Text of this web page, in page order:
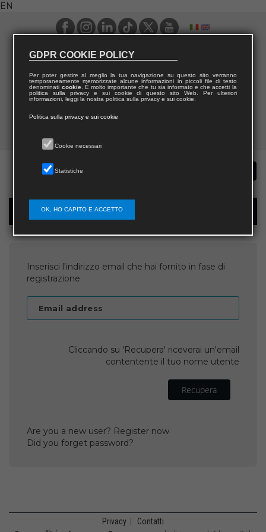
EN
Username recovery
Inserisci l'indirizzo email che hai fornito in fase di
registrazione
Email address
Cliccando su 'Recupera' riceverai un'email
contentente il tuo nome utente
Recupera
Are you a new user? Register now
Did you forget password?
Privacy Contatti
GDPR COOKIE POLICY
Per poter gestire al meglio la tua navigazione su questo sito verranno
temporaneamente memorizzate alcune informazioni in piccoli file di testo
denominati cookie. È molto importante che tu sia informato e che accetti la
politica sulla privacy e sui cookie di questo sito Web. Per ulteriori
informazioni, leggi la nostra politica sulla privacy e sui cookie.
Politica sulla privacy e sui cookie
Cookie necessari
Statistiche
OK, HO CAPITO E ACCETTO